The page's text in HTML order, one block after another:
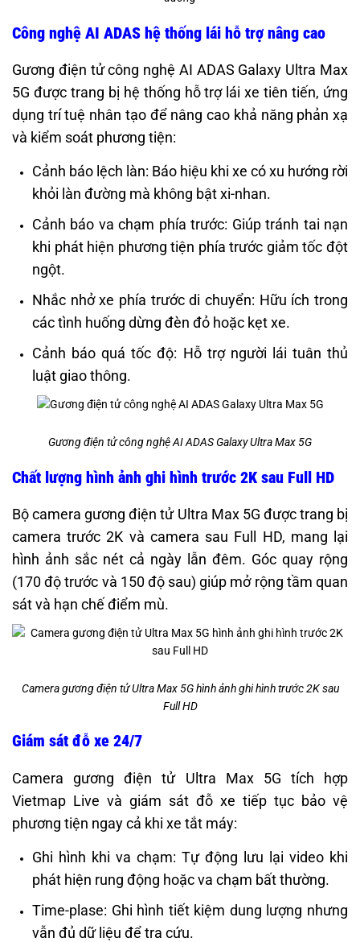
Công nghệ AI ADAS hệ thống lái hỗ trợ nâng cao
Gương điện tử công nghệ AI ADAS Galaxy Ultra Max
5G được trang bị hệ thống hỗ trợ lái xe tiên tiến, ứng
dụng trí tuệ nhân tạo để nâng cao khả năng phản xạ
và kiểm soát phương tiện:
Cảnh báo lệch làn: Báo hiệu khi xe có xu hướng rời
khỏi làn đường mà không bật xi-nhan.
Cảnh báo va chạm phía trước: Giúp tránh tai nạn
khi phát hiện phương tiện phía trước giảm tốc đột
ngột.
Nhắc nhở xe phía trước di chuyển: Hữu ích trong
các tình huống dừng đèn đỏ hoặc kẹt xe.
Cảnh báo quá tốc độ: Hỗ trợ người lái tuân thủ
luật giao thông.
Gương điện tử công nghệ AI ADAS Galaxy Ultra Max 5G
Chất lượng hình ảnh ghi hình trước 2K sau Full HD
Bộ camera gương điện tử Ultra Max 5G được trang bị
camera trước 2K và camera sau Full HD, mang lại
hình ảnh sắc nét cả ngày lẫn đêm. Góc quay rộng
(170 độ trước và 150 độ sau) giúp mở rộng tầm quan
sát và hạn chế điểm mù.
Camera gương điện tử Ultra Max 5G hình ảnh ghi hình trước 2K sau
Full HD
Giám sát đỗ xe 24/7
Camera gương điện tử Ultra Max 5G tích hợp
Vietmap Live và giám sát đỗ xe tiếp tục bảo vệ
phương tiện ngay cả khi xe tắt máy:
Ghi hình khi va chạm: Tự động lưu lại video khi
phát hiện rung động hoặc va chạm bất thường.
Time-plase: Ghi hình tiết kiệm dung lượng nhưng
vẫn đủ dữ liệu để tra cứu.